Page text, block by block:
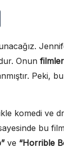
Onun
Peki,
komedi ve
bu
ve “Horrible